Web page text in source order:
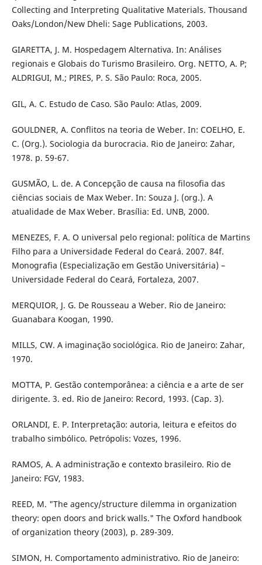
Collecting and Interpreting Qualitative Materials. Thousand
Oaks/London/New Dheli: Sage Publications, 2003.
GIARETTA, J. M. Hospedagem Alternativa. In: Análises
regionais e Globais do Turismo Brasileiro. Org. NETTO, A. P;
ALDRIGUI, M.; PIRES, P. S. São Paulo: Roca, 2005.
GIL, A. C. Estudo de Caso. São Paulo: Atlas, 2009.
GOULDNER, A. Conflitos na teoria de Weber. In: COELHO, E.
C. (Org.). Sociologia da burocracia. Rio de Janeiro: Zahar,
1978. p. 59-67.
GUSMÃO, L. de. A Concepção de causa na filosofia das
ciências sociais de Max Weber. In: Souza J. (org.). A
atualidade de Max Weber. Brasília: Ed. UNB, 2000.
MENEZES, F. A. O universal pelo regional: política de Martins
Filho para a Universidade Federal do Ceará. 2007. 84f.
Monografia (Especialização em Gestão Universitária) –
Universidade Federal do Ceará, Fortaleza, 2007.
MERQUIOR, J. G. De Rousseau a Weber. Rio de Janeiro:
Guanabara Koogan, 1990.
MILLS, CW. A imaginação sociológica. Rio de Janeiro: Zahar,
1970.
MOTTA, P. Gestão contemporânea: a ciência e a arte de ser
dirigente. 3. ed. Rio de Janeiro: Record, 1993. (Cap. 3).
ORLANDI, E. P. Interpretação: autoria, leitura e efeitos do
trabalho simbólico. Petrópolis: Vozes, 1996.
RAMOS, A. A administração e contexto brasileiro. Rio de
Janeiro: FGV, 1983.
REED, M. "The agency/structure dilemma in organization
theory: open doors and brick walls." The Oxford handbook
of organization theory (2003), p. 289-309.
SIMON, H. Comportamento administrativo. Rio de Janeiro: